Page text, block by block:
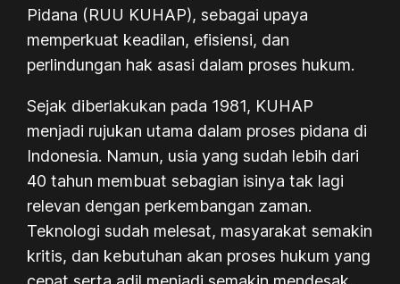
Pidana (RUU KUHAP), sebagai upaya
memperkuat keadilan, efisiensi, dan
perlindungan hak asasi dalam proses hukum.
Sejak diberlakukan pada 1981, KUHAP
menjadi rujukan utama dalam proses pidana di
Indonesia. Namun, usia yang sudah lebih dari
40 tahun membuat sebagian isinya tak lagi
relevan dengan perkembangan zaman.
Teknologi sudah melesat, masyarakat semakin
kritis, dan kebutuhan akan proses hukum yang